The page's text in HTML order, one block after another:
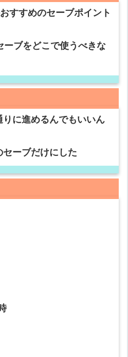
すすめのセーブポイント
ーブをどこで使うべきな
に進めるんでもいいん
ーブだけにした